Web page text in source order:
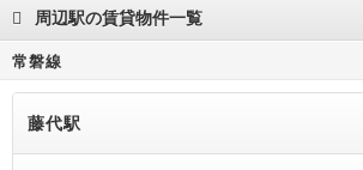
周辺駅の賃貸物件一覧
常磐線
藤代駅